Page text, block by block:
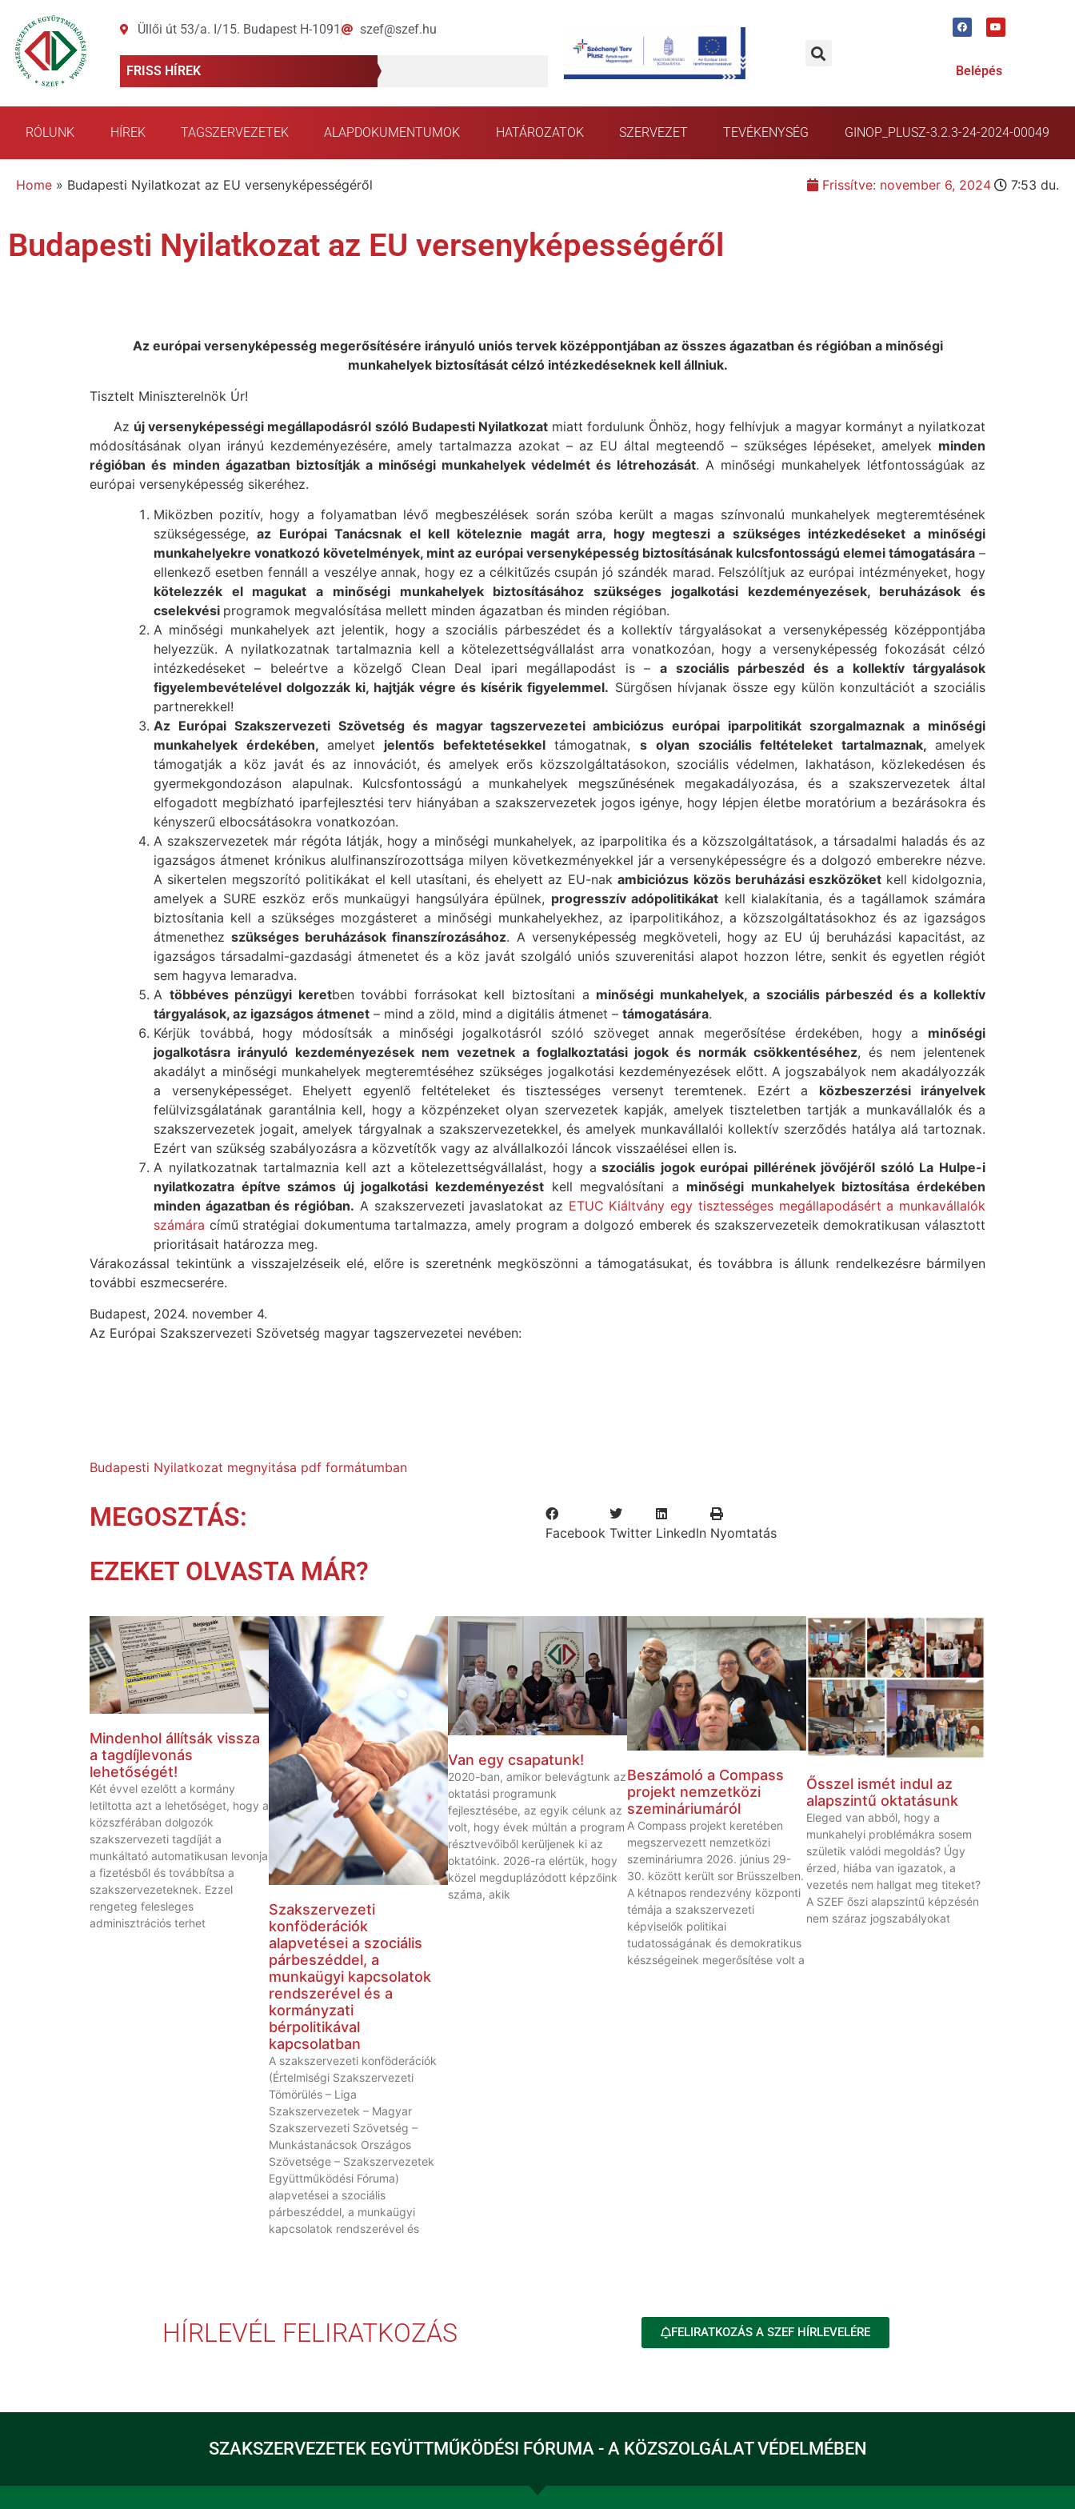
Üllői út 53/a. I/15. Budapest H-1091 szef@szef.hu
FRISS HÍREK Belépés
RÓLUNK HÍREK TAGSZERVEZETEK ALAPDOKUMENTUMOK HATÁROZATOK SZERVEZET TEVÉKENYSÉG GINOP_PLUSZ-3.2.3-24-2024-00049
Home » Budapesti Nyilatkozat az EU versenyképességéről Frissítve: november 6, 2024 7:53 du.
Budapesti Nyilatkozat az EU versenyképességéről
Az európai versenyképesség megerősítésére irányuló uniós tervek középpontjában az összes ágazatban és régióban a minőségi
munkahelyek biztosítását célzó intézkedéseknek kell állniuk.
Tisztelt Miniszterelnök Úr!
Az új versenyképességi megállapodásról szóló Budapesti Nyilatkozatmiatt fordulunk Önhöz, hogy felhívjuk a magyar kormányt a nyilatkozat
módosításának olyan irányú kezdeményezésére, amely tartalmazza azokat – az EU által megteendő – szükséges lépéseket, amelyek minden
régióban és minden ágazatban biztosítják a minőségi munkahelyek védelmét és létrehozását. A minőségi munkahelyek létfontosságúak az
európai versenyképesség sikeréhez.
Miközben pozitív, hogy a folyamatban lévő megbeszélések során szóba került a magas színvonalú munkahelyek megteremtésének
szükségessége,az Európai Tanácsnak el kell köteleznie magát arra, hogy megteszi a szükséges intézkedéseket a minőségi
munkahelyekre vonatkozó követelmények, mint az európai versenyképesség biztosításának kulcsfontosságú elemei támogatására –
ellenkező esetben fennáll a veszélye annak, hogy ez a célkitűzés csupán jó szándék marad. Felszólítjuk az európai intézményeket, hogy
kötelezzék el magukat a minőségi munkahelyek biztosításához szükséges jogalkotási kezdeményezések, beruházások és
cselekvési programok megvalósítása mellett minden ágazatban és minden régióban.
A minőségi munkahelyek azt jelentik, hogy a szociális párbeszédet és a kollektív tárgyalásokat a versenyképesség középpontjába
helyezzük. A nyilatkozatnak tartalmaznia kell a kötelezettségvállalást arra vonatkozóan, hogy a versenyképesség fokozását célzó
intézkedéseket – beleértve a közelgő Clean Deal ipari megállapodást is – a szociális párbeszéd és a kollektív tárgyalások
figyelembevételével dolgozzák ki, hajtják végre és kísérik figyelemmel. Sürgősen hívjanak össze egy külön konzultációt a szociális
partnerekkel!
Az Európai Szakszervezeti Szövetség és magyar tagszervezetei ambiciózus európai iparpolitikát szorgalmaznak a minőségi
munkahelyek érdekében, amelyet jelentős befektetésekkeltámogatnak, s olyan szociális feltételeket tartalmaznak,amelyek
támogatják a köz javát és az innovációt, és amelyek erős közszolgáltatásokon, szociális védelmen, lakhatáson, közlekedésen és
gyermekgondozáson alapulnak. Kulcsfontosságú a munkahelyek megszűnésének megakadályozása, és a szakszervezetek által
elfogadott megbízható iparfejlesztési terv hiányában a szakszervezetek jogos igénye, hogy lépjen életbe moratórium a bezárásokra és
kényszerű elbocsátásokra vonatkozóan.
A szakszervezetek már régóta látják, hogy a minőségi munkahelyek, az iparpolitika és a közszolgáltatások, a társadalmi haladás és az
igazságos átmenet krónikus alulfinanszírozottsága milyen következményekkel jár a versenyképességre és a dolgozó emberekre nézve.
A sikertelen megszorító politikákat el kell utasítani, és ehelyett az EU-nakambiciózus közös beruházási eszközöket kell kidolgoznia,
amelyek a SURE eszköz erős munkaügyi hangsúlyára épülnek, progresszív adópolitikákat kell kialakítania, és a tagállamok számára
biztosítania kell a szükséges mozgásteret a minőségi munkahelyekhez, az iparpolitikához, a közszolgáltatásokhoz és az igazságos
átmenethezszükséges beruházások finanszírozásához. A versenyképesség megköveteli, hogy az EU új beruházási kapacitást, az
igazságos társadalmi-gazdasági átmenetet és a köz javát szolgáló uniós szuverenitási alapot hozzon létre, senkit és egyetlen régiót
sem hagyva lemaradva.
A többéves pénzügyi keretben további forrásokat kell biztosítani a minőségi munkahelyek, a szociális párbeszéd és a kollektív
tárgyalások, az igazságos átmenet – mind a zöld, mind a digitális átmenet – támogatására.
Kérjük továbbá, hogy módosítsák a minőségi jogalkotásról szóló szöveget annak megerősítése érdekében, hogy a minőségi
jogalkotásra irányuló kezdeményezések nem vezetnek a foglalkoztatási jogok és normák csökkentéséhez, és nem jelentenek
akadályt a minőségi munkahelyek megteremtéséhez szükséges jogalkotási kezdeményezések előtt. A jogszabályok nem akadályozzák
a versenyképességet. Ehelyett egyenlő feltételeket és tisztességes versenyt teremtenek. Ezért a közbeszerzési irányelvek
felülvizsgálatának garantálnia kell, hogy a közpénzeket olyan szervezetek kapják, amelyek tiszteletben tartják a munkavállalók és a
szakszervezetek jogait, amelyek tárgyalnak a szakszervezetekkel, és amelyek munkavállalói kollektív szerződés hatálya alá tartoznak.
Ezért van szükség szabályozásra a közvetítők vagy az alvállalkozói láncok visszaélései ellen is.
A nyilatkozatnak tartalmaznia kell azt a kötelezettségvállalást, hogy a szociális jogok európai pillérének jövőjéről szóló La Hulpe-i
nyilatkozatra építve számos új jogalkotási kezdeményezéstkell megvalósítani a minőségi munkahelyek biztosítása érdekében
minden ágazatban és régióban. A szakszervezeti javaslatokat az ETUC Kiáltvány egy tisztességes megállapodásért a munkavállalók
számára című stratégiai dokumentuma tartalmazza, amely program a dolgozó emberek és szakszervezeteik demokratikusan választott
prioritásait határozza meg.
Várakozással tekintünk a visszajelzéseik elé, előre is szeretnénk megköszönni a támogatásukat, és továbbra is állunk rendelkezésre bármilyen
további eszmecserére.
Budapest, 2024. november 4.
Az Európai Szakszervezeti Szövetség magyar tagszervezetei nevében:
Budapesti Nyilatkozat megnyitása pdf formátumban
MEGOSZTÁS:
Facebook Twitter LinkedIn Nyomtatás
EZEKET OLVASTA MÁR?
Mindenhol állítsák vissza
a tagdíjlevonás
lehetőségét!
Két évvel ezelőtt a kormány
letiltotta azt a lehetőséget, hogy a
közszférában dolgozók
szakszervezeti tagdíját a
munkáltató automatikusan levonja
a fizetésből és továbbítsa a
szakszervezeteknek. Ezzel
rengeteg felesleges
adminisztrációs terhet
Szakszervezeti
konföderációk
alapvetései a szociális
párbeszéddel, a
munkaügyi kapcsolatok
rendszerével és a
kormányzati
bérpolitikával
kapcsolatban
A szakszervezeti konföderációk
(Értelmiségi Szakszervezeti
Tömörülés – Liga
Szakszervezetek – Magyar
Szakszervezeti Szövetség –
Munkástanácsok Országos
Szövetsége – Szakszervezetek
Együttműködési Fóruma)
alapvetései a szociális
párbeszéddel, a munkaügyi
kapcsolatok rendszerével és
Van egy csapatunk!
2020-ban, amikor belevágtunk az
oktatási programunk
fejlesztésébe, az egyik célunk az
volt, hogy évek múltán a program
résztvevőiből kerüljenek ki az
oktatóink. 2026-ra elértük, hogy
közel megduplázódott képzőink
száma, akik
Beszámoló a Compass
projekt nemzetközi
szemináriumáról
A Compass projekt keretében
megszervezett nemzetközi
szemináriumra 2026. június 29-
30. között került sor Brüsszelben.
A kétnapos rendezvény központi
témája a szakszervezeti
képviselők politikai
tudatosságának és demokratikus
készségeinek megerősítése volt a
Ősszel ismét indul az
alapszintű oktatásunk
Eleged van abból, hogy a
munkahelyi problémákra sosem
születik valódi megoldás? Úgy
érzed, hiába van igazatok, a
vezetés nem hallgat meg titeket?
A SZEF őszi alapszintű képzésén
nem száraz jogszabályokat
HÍRLEVÉL FELIRATKOZÁS FELIRATKOZÁS A SZEF HÍRLEVELÉRE
SZAKSZERVEZETEK EGYÜTTMŰKÖDÉSI FÓRUMA - A KÖZSZOLGÁLAT VÉDELMÉBEN